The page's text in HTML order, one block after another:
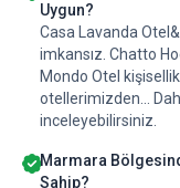
Uygun?
Casa Lavanda
imkansız. Chatto
Mondo Otel
otellerimizden...
inceleyebilirsiniz.
Marmara
Sahip?